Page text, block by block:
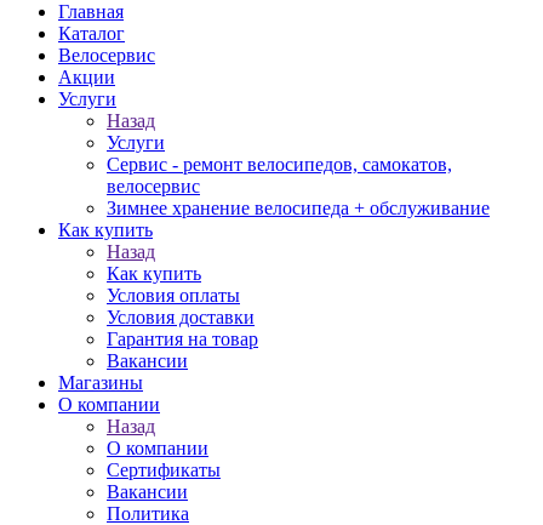
Главная
Каталог
Велосервис
Акции
Услуги
Назад
Услуги
Сервис - ремонт велосипедов, самокатов,
велосервис
Зимнее хранение велосипеда + обслуживание
Как купить
Назад
Как купить
Условия оплаты
Условия доставки
Гарантия на товар
Вакансии
Магазины
О компании
Назад
О компании
Сертификаты
Вакансии
Политика